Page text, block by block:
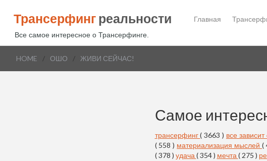
Трансерфинг реальности
Все самое интересное о Трансерфинге.
Главная
HOME / ОШО / ЖИВИ СЕЙЧАС!
Самое
трансерфинг( 3663 ) все
( 558 ) материализация мыслей(
( 378 ) удача ( 354 ) мечта ( 275 )